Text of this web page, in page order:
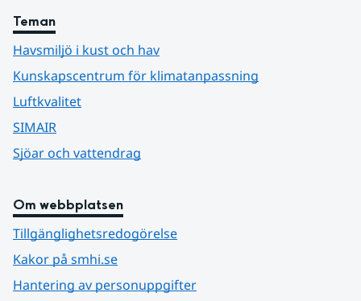
Teman
Havsmiljö i kust och hav
Kunskapscentrum för klimatanpassning
Luftkvalitet
SIMAIR
Sjöar och vattendrag
Om webbplatsen
Tillgänglighetsredogörelse
Kakor på smhi.se
Hantering av personuppgifter